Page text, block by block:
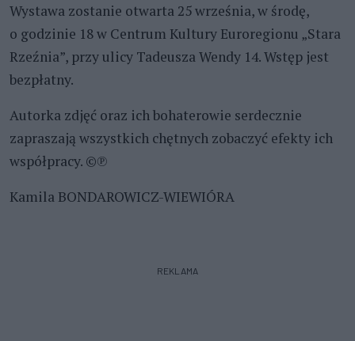
Wystawa zostanie otwarta 25 września, w środę,
o godzinie 18 w Centrum Kultury Euroregionu „Stara
Rzeźnia”, przy ulicy Tadeusza Wendy 14. Wstęp jest
bezpłatny.
Autorka zdjęć oraz ich bohaterowie serdecznie
zapraszają wszystkich chętnych zobaczyć efekty ich
współpracy. ©℗
Kamila BONDAROWICZ-WIEWIÓRA
REKLAMA